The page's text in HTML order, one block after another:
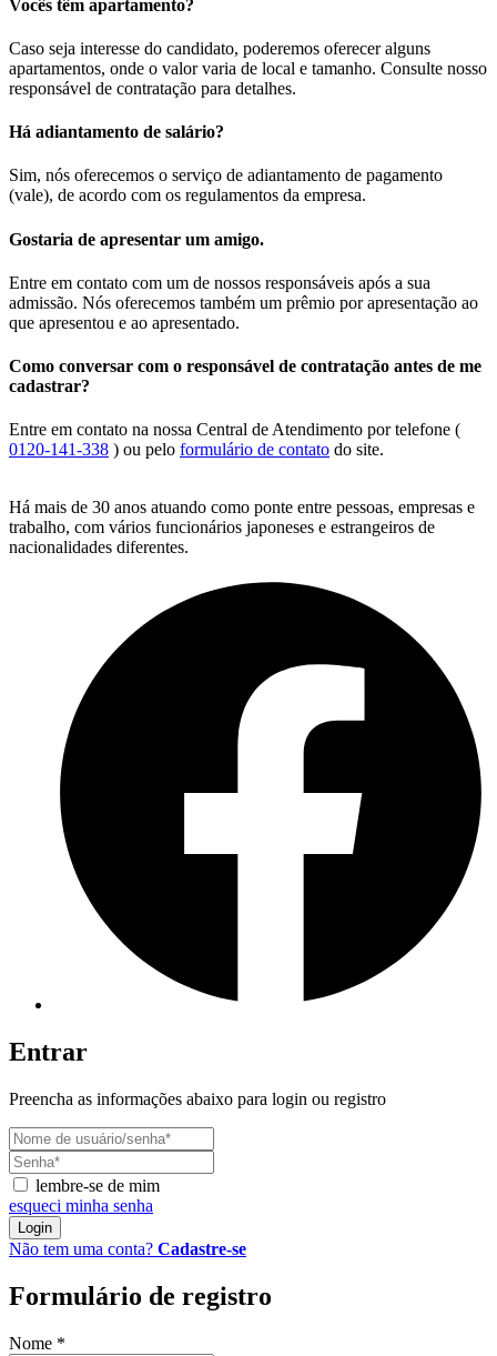
Vocês têm apartamento?
Caso seja interesse do candidato, poderemos oferecer alguns
apartamentos, onde o valor varia de local e tamanho. Consulte nosso
responsável de contratação para detalhes.
Há adiantamento de salário?
Sim, nós oferecemos o serviço de adiantamento de pagamento
(vale), de acordo com os regulamentos da empresa.
Gostaria de apresentar um amigo.
Entre em contato com um de nossos responsáveis após a sua
admissão. Nós oferecemos também um prêmio por apresentação ao
que apresentou e ao apresentado.
Como conversar com o responsável de contratação antes de me
cadastrar?
Entre em contato na nossa Central de Atendimento por telefone (
0120-141-338 ) ou pelo formulário de contato do site.
Há mais de 30 anos atuando como ponte entre pessoas, empresas e
trabalho, com vários funcionários japoneses e estrangeiros de
nacionalidades diferentes.
Entrar
Preencha as informações abaixo para login ou registro
lembre-se de mim
esqueci minha senha
Login
Não tem uma conta? Cadastre-se
Formulário de registro
Nome *